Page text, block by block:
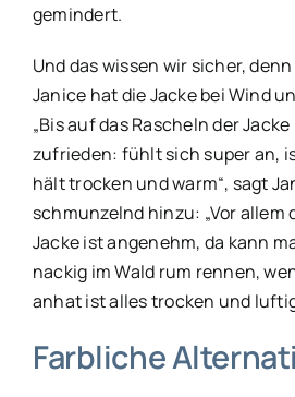
gemindert.
Und das wissen wir sicher,
Janice hat die Jacke bei Wind
„Bis auf das Rascheln der
zufrieden: fühlt sich super an,
hält trocken und warm“, sagt
schmunzelnd hinzu: „Vor allem
Jacke ist angenehm, da kann
nackig im Wald rum rennen,
anhat ist alles trocken und
Farbliche